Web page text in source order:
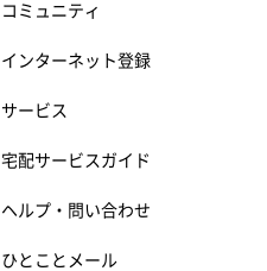
コミュニティ
インターネット登録
サービス
宅配サービスガイド
ヘルプ・問い合わせ
ひとことメール